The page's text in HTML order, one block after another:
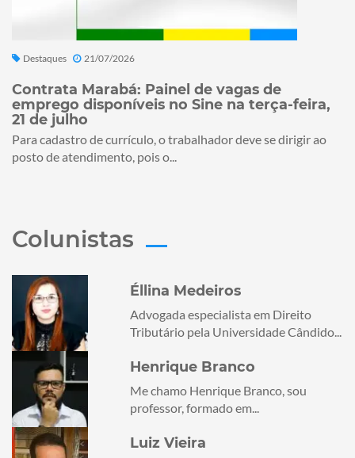
Destaques 21/07/2026
Contrata Marabá: Painel de vagas de
emprego disponíveis no Sine na terça-feira,
21 de julho
Para cadastro de currículo, o trabalhador deve se dirigir ao
posto de atendimento, pois o...
Colunistas
Éllina Medeiros
Advogada especialista em Direito
Tributário pela Universidade Cândido...
Henrique Branco
Me chamo Henrique Branco, sou
professor, formado em...
Luiz Vieira